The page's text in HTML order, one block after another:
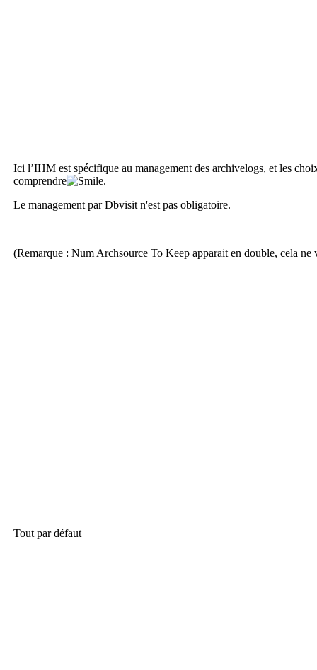
Ici l’IHM est spécifique au management des archivelogs, et les
comprendre
.
Le management par Dbvisit n'est pas obligatoire.
(Remarque : Num Archsource To Keep apparait en double, cela ne
Tout par défaut